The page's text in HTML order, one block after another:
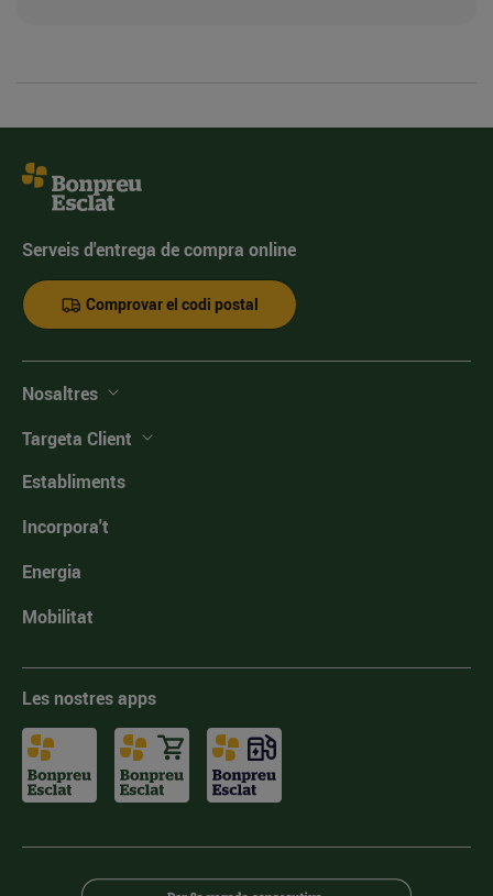
Serveis d'entrega de compra online
Comprovar el codi postal
Nosaltres
Targeta Client
Establiments
Incorpora't
Energia
Mobilitat
Les nostres apps